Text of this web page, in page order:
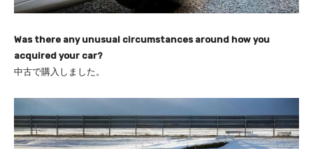
Was there any unusual circumstances around how you
acquired your car?
中古で購入しました。